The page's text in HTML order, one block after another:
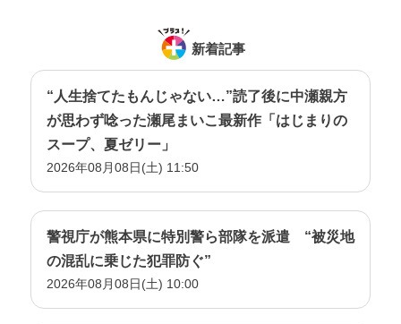
新着記事
“人生捨てたもんじゃない…”読了後に中瀬親方
が思わず唸った瀬尾まいこ最新作「はじまりの
スープ、夏ゼリー」
2026年08月08日(土) 11:50
警視庁が熊本県に特別警ら部隊を派遣 “被災地
の混乱に乗じた犯罪防ぐ”
2026年08月08日(土) 10:00